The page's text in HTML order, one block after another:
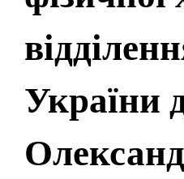
України